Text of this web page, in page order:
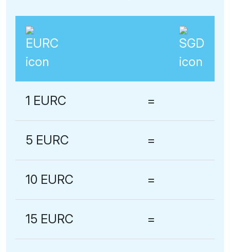
1 EURC =
5 EURC =
10 EURC =
15 EURC =